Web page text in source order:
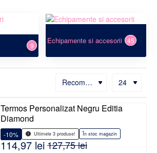
9 Echipamente si accesorii 45
Termos Personalizat Negru Editia
Diamond
Ultimele 3 produse! În stoc magazin
-10%
114,97 lei127,75 lei